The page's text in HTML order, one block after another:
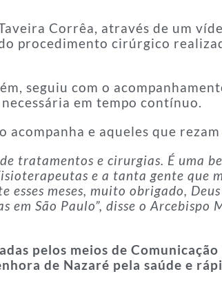
Corrêa, através de um
procedimento cirúrgico
seguiu com o
em tempo contínuo.
e aqueles que rezam
tratamentos e cirurgias. É uma
e a tanta gente que
meses, muito obrigado,
São Paulo”, disse o Arcebispo
pelos meios de
de Nazaré pela saúde e